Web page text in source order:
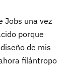
Jobs una vez
porque
de mis
filántropo